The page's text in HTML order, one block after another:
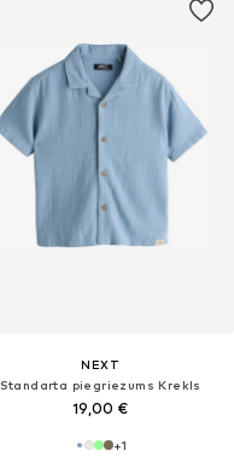
NEXT
Standarta piegriezums Krekls
19,00 €
+1